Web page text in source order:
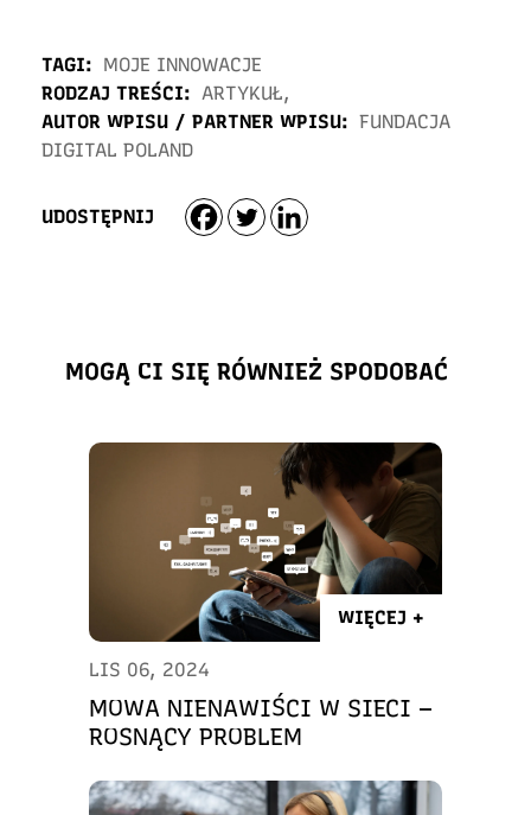
TAGI: MOJE INNOWACJE
RODZAJ TREŚCI: ARTYKUŁ,
AUTOR WPISU / PARTNER WPISU: FUNDACJA
DIGITAL POLAND
UDOSTĘPNIJ
MOGĄ CI SIĘ RÓWNIEŻ SPODOBAĆ
WIĘCEJ +
LIS 06, 2024
MOWA NIENAWIŚCI W SIECI –
ROSNĄCY PROBLEM